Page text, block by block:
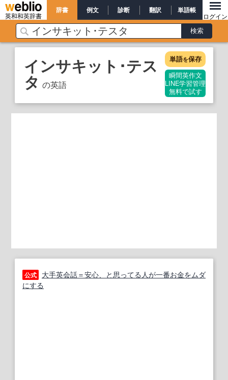
英和和英辞書
辞書 例文 診断 翻訳 単語帳
ログイン
インサキット･テス
タ の英語
単語を保存
瞬間英作文
LINE学習管理
無料で試す
公式
大手英会話＝安心、と思ってる人が一番お金をムダ
にする